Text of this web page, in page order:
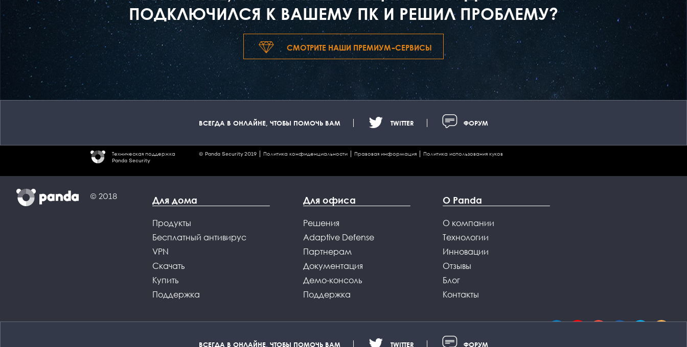
ПОДКЛЮЧИЛСЯ К ВАШЕМУ ПК И РЕШИЛ ПРОБЛЕМУ?
СМОТРИТЕ НАШИ ПРЕМИУМ-СЕРВИСЫ
ВСЕГДА В ОНЛАЙНЕ, ЧТОБЫ ПОМОЧЬ ВАМ TWITTER ФОРУМ
ВСЕГДА В ОНЛАЙНЕ, ЧТОБЫ ПОМОЧЬ ВАМ TWITTER ФОРУМ
Техническая поддержка
Panda Security
© Panda Security 2019 Политика конфиденциальности Правовая информация Политика использования куков
© 2018 Для дома
Продукты
Бесплатный антивирус
VPN
Скачать
Купить
Поддержка
Для офиса
Решения
Adaptive Defense
Партнерам
Документация
Демо-консоль
Поддержка
О Panda
О компании
Технологии
Инновации
Отзывы
Блог
Контакты